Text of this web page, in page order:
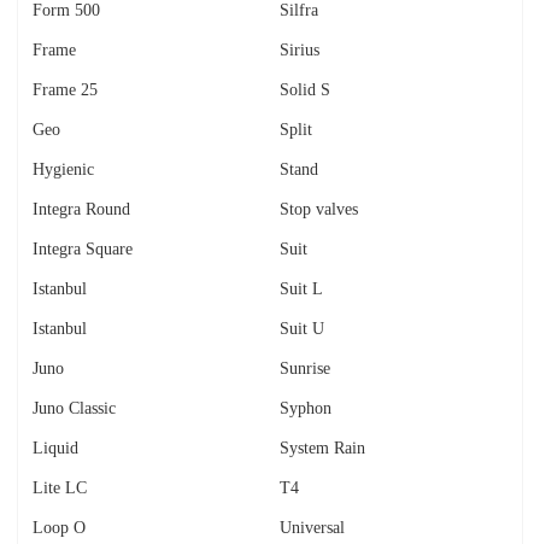
Form 500
Frame
Frame 25
Geo
Hygienic
Integra Round
Integra Square
Istanbul
Istanbul
Juno
Juno Classic
Liquid
Lite LC
Loop O
Silfra
Sirius
Solid S
Split
Stand
Stop valves
Suit
Suit L
Suit U
Sunrise
Syphon
System Rain
T4
Universal